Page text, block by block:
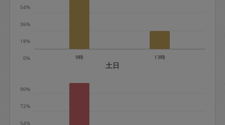
※キャンセル料金の設定について：
0%
18%
36%
54%
9時 13時
土日
54%
72%
90%